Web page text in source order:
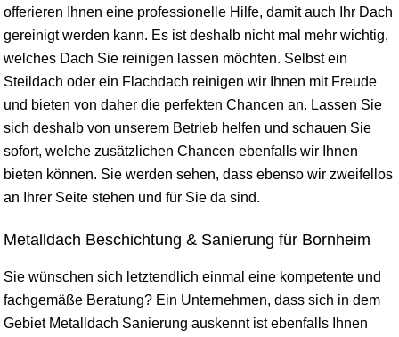
offerieren Ihnen eine professionelle Hilfe, damit auch Ihr Dach
gereinigt werden kann. Es ist deshalb nicht mal mehr wichtig,
welches Dach Sie reinigen lassen möchten. Selbst ein
Steildach oder ein Flachdach reinigen wir Ihnen mit Freude
und bieten von daher die perfekten Chancen an. Lassen Sie
sich deshalb von unserem Betrieb helfen und schauen Sie
sofort, welche zusätzlichen Chancen ebenfalls wir Ihnen
bieten können. Sie werden sehen, dass ebenso wir zweifellos
an Ihrer Seite stehen und für Sie da sind.
Metalldach Beschichtung & Sanierung für Bornheim
Sie wünschen sich letztendlich einmal eine kompetente und
fachgemäße Beratung? Ein Unternehmen, dass sich in dem
Gebiet Metalldach Sanierung auskennt ist ebenfalls Ihnen